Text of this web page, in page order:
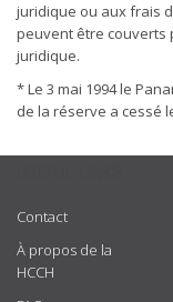
juridique ou aux frais
peuvent être couverts
juridique.
* Le 3 mai 1994 le
de la réserve a cessé
Contact
À propos de la
HCCH